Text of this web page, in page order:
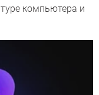
компьютера и